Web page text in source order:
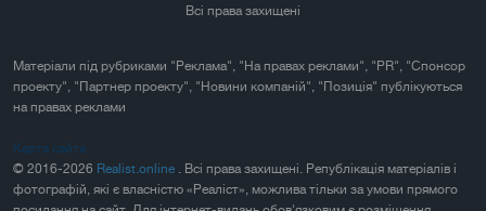
Всі права захищені
Матеріали під рубриками "Реклама", "На правах реклами", "PR", "Спонсор
проекту", "Партнер проекту", "Новини компаній", "Позиція" публікуються
на правах реклами
Карта сайта
© 2016-2026 Realist.online . Всі права захищені. Републікація матеріалів і
фотографій, які є власністю «Реаліст», можлива тільки за умови прямого